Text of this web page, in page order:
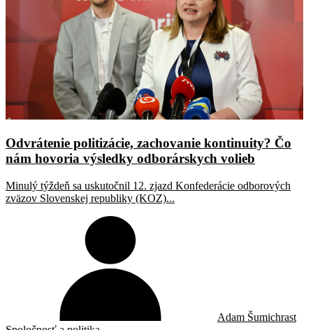
Odvrátenie politizácie, zachovanie kontinuity? Čo
nám hovoria výsledky odborárskych volieb
Minulý týždeň sa uskutočnil 12. zjazd Konfederácie odborových
zväzov Slovenskej republiky (KOZ)...
Adam Šumichrast